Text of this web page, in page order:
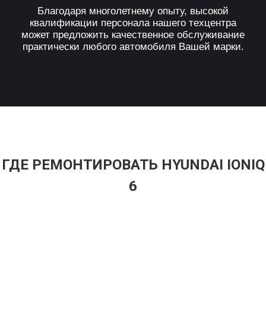
Благодаря многолетнему опыту, высокой
квалификации персонала нашего техцентра
может предложить качественное обслуживание
практически любого автомобиля Вашей марки.
ГДЕ РЕМОНТИРОВАТЬ HYUNDAI IONIQ
6